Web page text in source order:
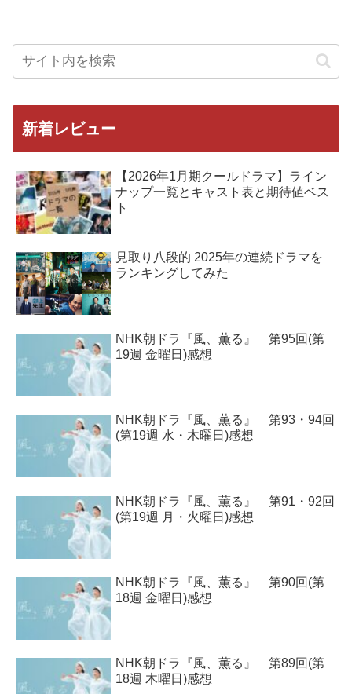
新着レビュー
【2026年1月期クールドラマ】ライン
ナップ一覧とキャスト表と期待値ベス
ト
見取り八段的 2025年の連続ドラマを
ランキングしてみた
NHK朝ドラ『風、薫る』 第95回(第
19週 金曜日)感想
NHK朝ドラ『風、薫る』 第93・94回
(第19週 水・木曜日)感想
NHK朝ドラ『風、薫る』 第91・92回
(第19週 月・火曜日)感想
NHK朝ドラ『風、薫る』 第90回(第
18週 金曜日)感想
NHK朝ドラ『風、薫る』 第89回(第
18週 木曜日)感想